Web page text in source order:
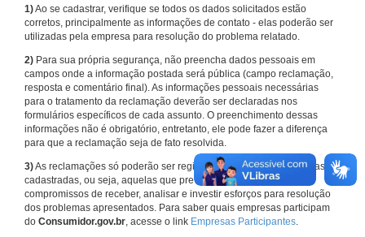
1)Ao se cadastrar, verifique se todos os dados solicitados estão
corretos, principalmente as informações de contato - elas poderão ser
utilizadas pela empresa para resolução do problema relatado.
2) Para sua própria segurança, não preencha dados pessoais em
campos onde a informação postada será pública (campo reclamação,
resposta e comentário final). As informações pessoais necessárias
para o tratamento da reclamação deverão ser declaradas nos
formulários específicos de cada assunto. O preenchimento dessas
informações não é obrigatório, entretanto, ele pode fazer a diferença
para que a reclamação seja de fato resolvida.
3)As reclamações só poderão ser registradas em face de empresas
cadastradas, ou seja, aquelas que previamente assumiram
compromissos de receber, analisar e investir esforços para resolução
dos problemas apresentados. Para saber quais empresas participam
do Consumidor.gov.br, acesse o link Empresas Participantes.